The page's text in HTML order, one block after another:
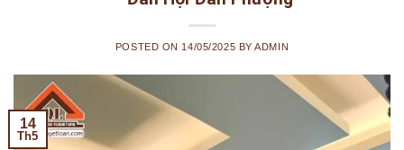
POSTED ON 14/05/2025 BYADMIN
14
Th5